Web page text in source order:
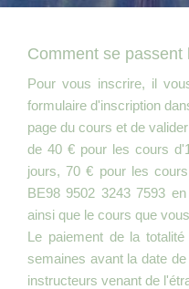
Comment se passent
Pour vous inscrire, il
formulaire d'inscription
page du cours et de
de 40 € pour les cours
jours, 70 € pour les
BE98 9502 3243 7593
ainsi que le cours que
Le paiement de la
semaines avant la date
instructeurs venant de